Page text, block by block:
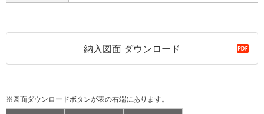
納入図面 ダウンロード
※図面ダウンロードボタンが表の右端にあります。